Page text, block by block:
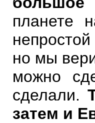
планете
но мы
можно
сделали.
затем и